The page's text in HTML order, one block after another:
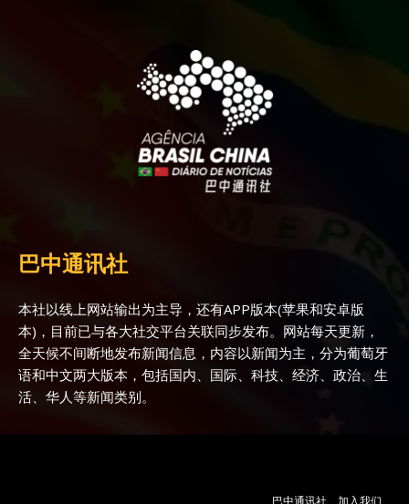
巴中通讯社
本社以线上网站输出为主导，还有APP版本(苹果和安卓版
本)，目前已与各大社交平台关联同步发布。网站每天更新，
全天候不间断地发布新闻信息，内容以新闻为主，分为葡萄牙
语和中文两大版本，包括国内、国际、科技、经济、政治、生
活、华人等新闻类别。
巴中通讯社 加入我们